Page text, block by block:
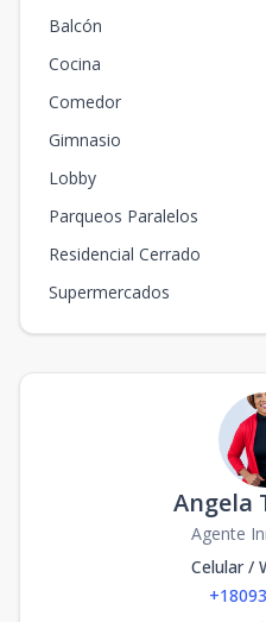
Balcón
Cocina
Comedor
Gimnasio
Lobby
Parqueos Paralelos
Residencial Cerrado
Supermercados
Angela
Agente
Celular /